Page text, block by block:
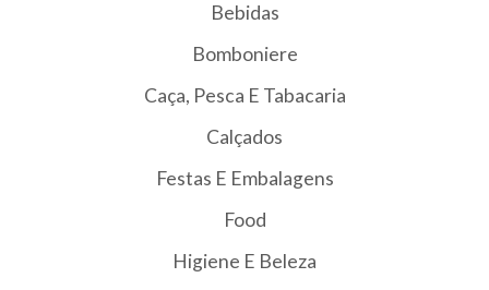
Bebidas
Bomboniere
Caça, Pesca E Tabacaria
Calçados
Festas E Embalagens
Food
Higiene E Beleza